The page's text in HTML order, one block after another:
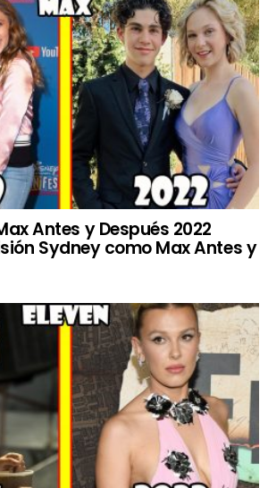
Antes y Después 2022
Sydney como Max Antes y